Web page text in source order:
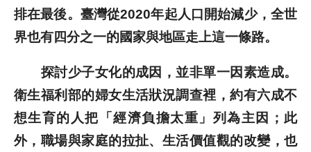
排在最後。臺灣從2020年起人口開始減少，全世
界也有四分之一的國家與地區走上這一條路。
探討少子女化的成因，並非單一因素造成。
衛生福利部的婦女生活狀況調查裡，約有六成不
想生育的人把「經濟負擔太重」列為主因；此
外，職場與家庭的拉扯、生活價值觀的改變，也